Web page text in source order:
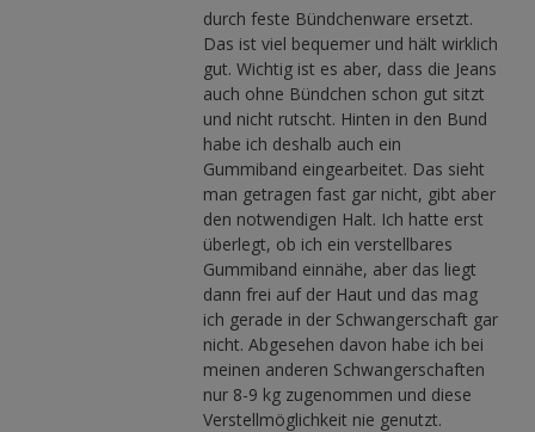
durch feste Bündchenware ersetzt.
Das ist viel bequemer und hält wirklich
gut. Wichtig ist es aber, dass die Jeans
auch ohne Bündchen schon gut sitzt
und nicht rutscht. Hinten in den Bund
habe ich deshalb auch ein
Gummiband eingearbeitet. Das sieht
man getragen fast gar nicht, gibt aber
den notwendigen Halt. Ich hatte erst
überlegt, ob ich ein verstellbares
Gummiband einnähe, aber das liegt
dann frei auf der Haut und das mag
ich gerade in der Schwangerschaft gar
nicht. Abgesehen davon habe ich bei
meinen anderen Schwangerschaften
nur 8-9 kg zugenommen und diese
Verstellmöglichkeit nie genutzt.